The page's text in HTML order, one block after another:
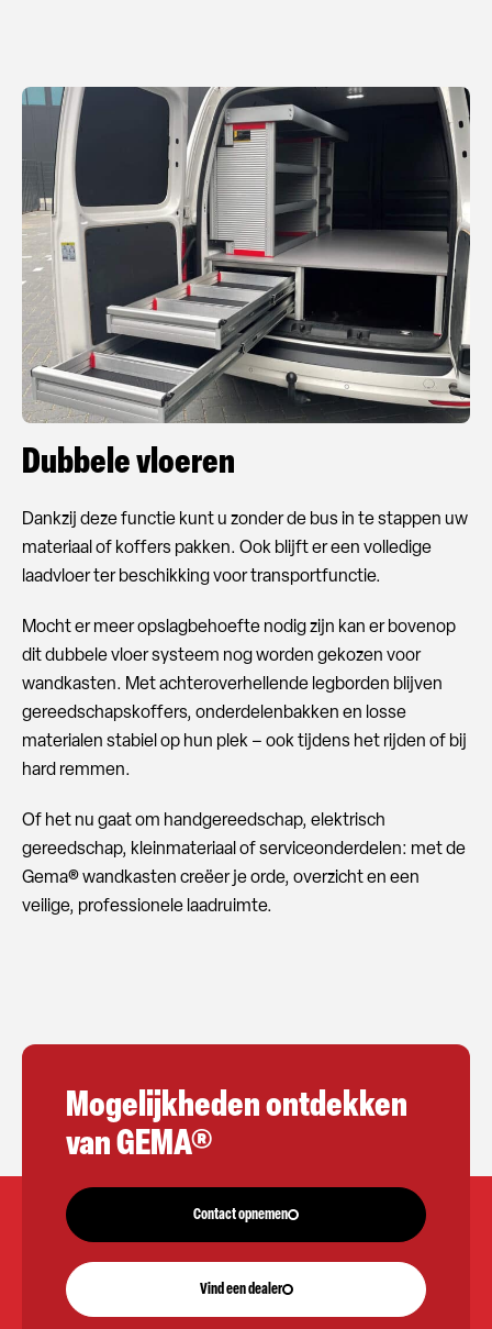
Dubbele vloeren
Dankzij deze functie kunt u zonder de bus in te stappen uw
materiaal of koffers pakken. Ook blijft er een volledige
laadvloer ter beschikking voor transportfunctie.
Mocht er meer opslagbehoefte nodig zijn kan er bovenop
dit dubbele vloer systeem nog worden gekozen voor
wandkasten. Met achteroverhellende legborden blijven
gereedschapskoffers, onderdelenbakken en losse
materialen stabiel op hun plek – ook tijdens het rijden of bij
hard remmen.
Of het nu gaat om handgereedschap, elektrisch
gereedschap, kleinmateriaal of serviceonderdelen: met de
Gema® wandkasten creëer je orde, overzicht en een
veilige, professionele laadruimte.
Mogelijkheden ontdekken
van GEMA®
Contact opnemen
Vind een dealer